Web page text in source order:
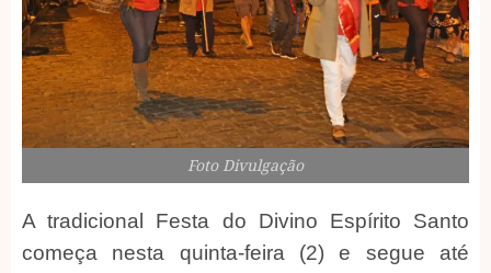
Foto Divulgação
A tradicional Festa do Divino Espírito Santo
começa nesta quinta-feira (2) e segue até